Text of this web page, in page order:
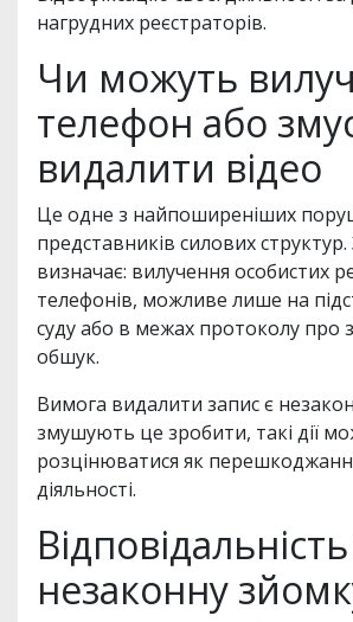
нагрудних реєстраторів.
Чи можуть
телефон або
видалити відео
Це одне з найпоширеніших
представників силових
визначає: вилучення особистих
телефонів, можливе лише на
суду або в межах протоколу про
обшук.
Вимога видалити запис є
змушують це зробити, такі дії
розцінюватися як
діяльності.
незаконну